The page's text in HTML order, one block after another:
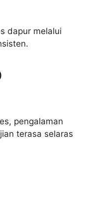
dapur melalui
pengalaman
terasa selaras